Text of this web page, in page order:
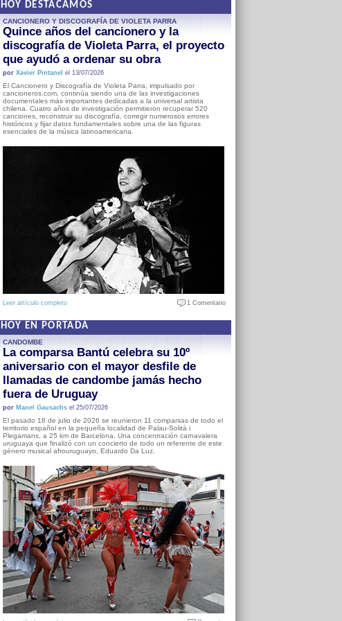
HOY DESTACAMOS
CANCIONERO Y DISCOGRAFÍA DE VIOLETA PARRA
Quince años del cancionero y la
discografía de Violeta Parra, el proyecto
que ayudó a ordenar su obra
por Xavier Pintanel el 13/07/2026
El Cancionero y Discografía de Violeta Parra, impulsado por
cancioneros.com, continúa siendo una de las investigaciones
documentales más importantes dedicadas a la universal artista
chilena. Cuatro años de investigación permitieron recuperar 520
canciones, reconstruir su discografía, corregir numerosos errores
históricos y fijar datos fundamentales sobre una de las figuras
esenciales de la música latinoamericana.
Leer artículo completo 1 Comentario
HOY EN PORTADA
CANDOMBE
La comparsa Bantú celebra su 10º
aniversario con el mayor desfile de
llamadas de candombe jamás hecho
fuera de Uruguay
por Manel Gausachsel 25/07/2026
El pasado 18 de julio de 2026 se reunieron 11 comparsas de todo el
territorio español en la pequeña localidad de Palau-Solità i
Plegamans, a 25 km de Barcelona. Una concentración carnavalera
uruguaya que finalizó con un concierto de todo un referente de este
género musical afrouruguayo, Eduardo Da Luz.